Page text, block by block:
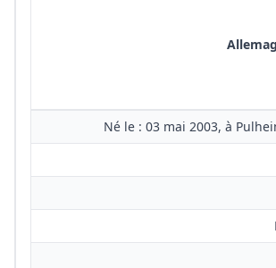
Né le : 03 mai 2003, à